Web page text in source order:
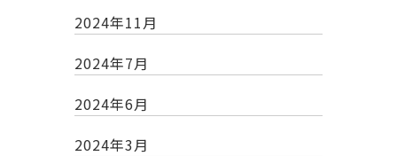
2024年11月
2024年7月
2024年6月
2024年3月